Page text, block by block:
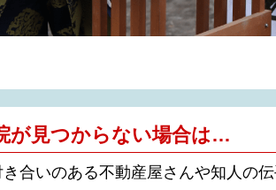
が見つからない場合は…
き合いのある不動産屋さんや知人の